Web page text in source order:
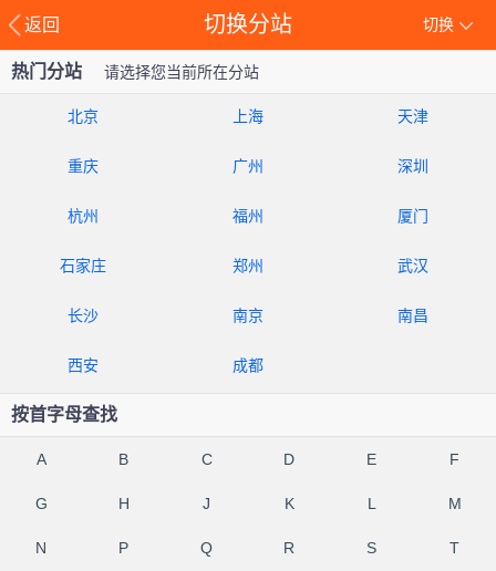
返回 切换
切换分站
热门分站 请选择您当前所在分站
北京 上海 天津
重庆 广州 深圳
杭州 福州 厦门
石家庄 郑州 武汉
长沙 南京 南昌
西安 成都
按首字母查找
A B C D E F
G H J K L M
N P Q R S T